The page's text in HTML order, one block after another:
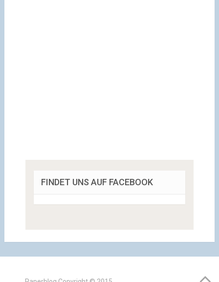
FINDET UNS AUF FACEBOOK